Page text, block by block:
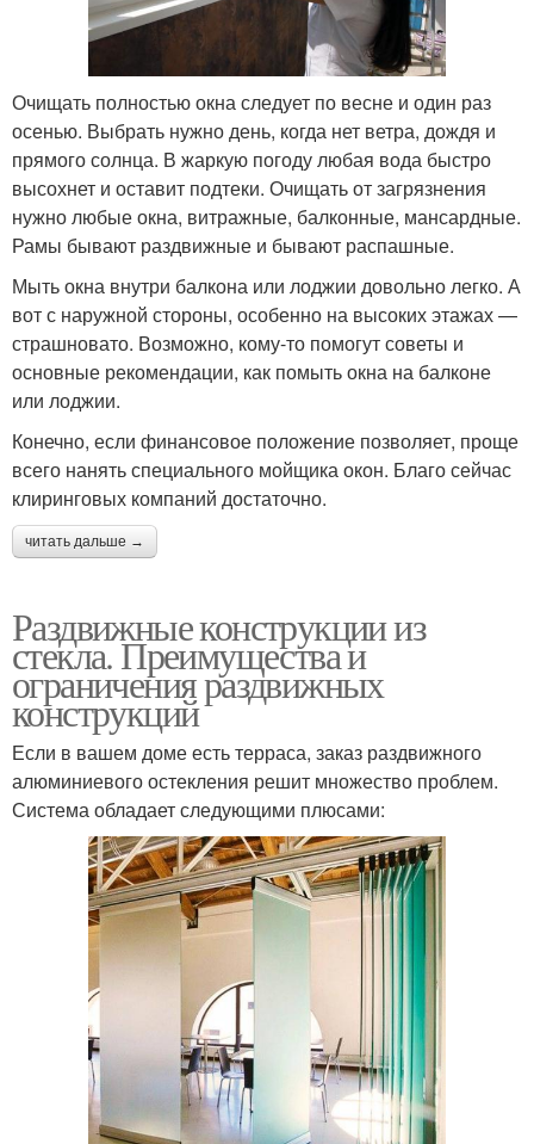
Очищать полностью окна следует по весне и один раз
осенью. Выбрать нужно день, когда нет ветра, дождя и
прямого солнца. В жаркую погоду любая вода быстро
высохнет и оставит подтеки. Очищать от загрязнения
нужно любые окна, витражные, балконные, мансардные.
Рамы бывают раздвижные и бывают распашные.
Мыть окна внутри балкона или лоджии довольно легко. А
вот с наружной стороны, особенно на высоких этажах —
страшновато. Возможно, кому-то помогут советы и
основные рекомендации, как помыть окна на балконе
или лоджии.
Конечно, если финансовое положение позволяет, проще
всего нанять специального мойщика окон. Благо сейчас
клиринговых компаний достаточно.
читать дальше →
Раздвижные конструкции из
стекла. Преимущества и
ограничения раздвижных
конструкций
Если в вашем доме есть терраса, заказ раздвижного
алюминиевого остекления решит множество проблем.
Система обладает следующими плюсами: